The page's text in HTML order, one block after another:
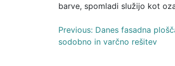
barve, spomladi služijo kot
Navigacija
prispevka
Previous: Danes fasadna
sodobno in varčno rešitev